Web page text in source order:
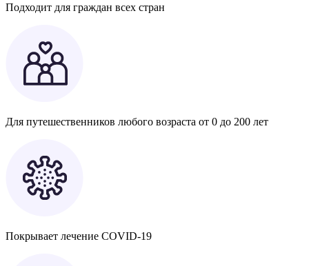
Подходит для граждан всех стран
Для путешественников любого возраста от 0 до 200 лет
Покрывает лечение COVID-19